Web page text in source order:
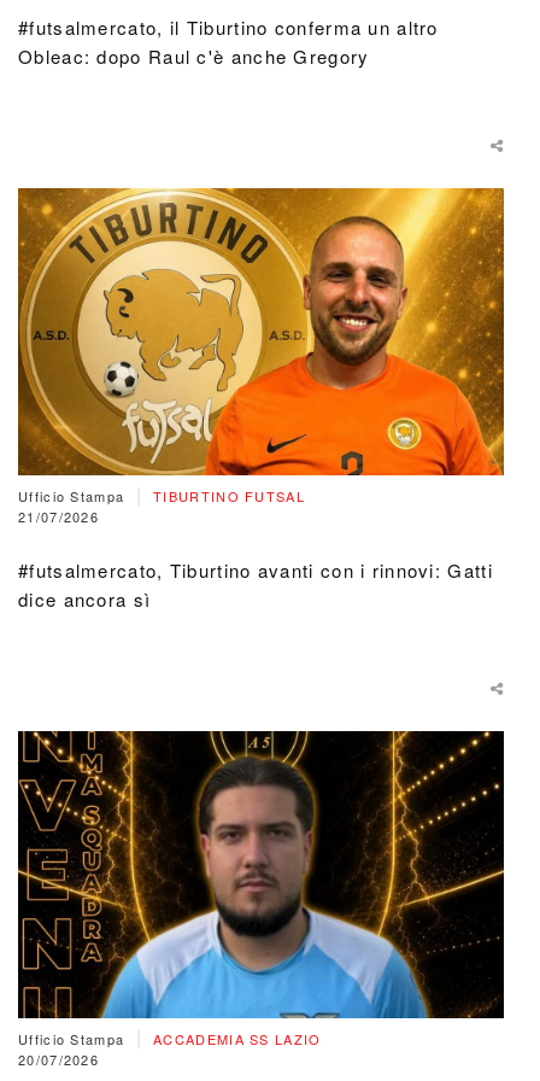
#futsalmercato, il Tiburtino conferma un altro
Obleac: dopo Raul c'è anche Gregory
Ufficio Stampa
TIBURTINO FUTSAL
21/07/2026
#futsalmercato, Tiburtino avanti con i rinnovi: Gatti
dice ancora sì
Ufficio Stampa
ACCADEMIA SS LAZIO
20/07/2026